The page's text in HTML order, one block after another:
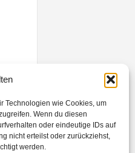
Technologien wie Cookies, um
Wenn du diesen
oder eindeutige IDs auf
nicht erteilst oder zurückziehst,
werden.